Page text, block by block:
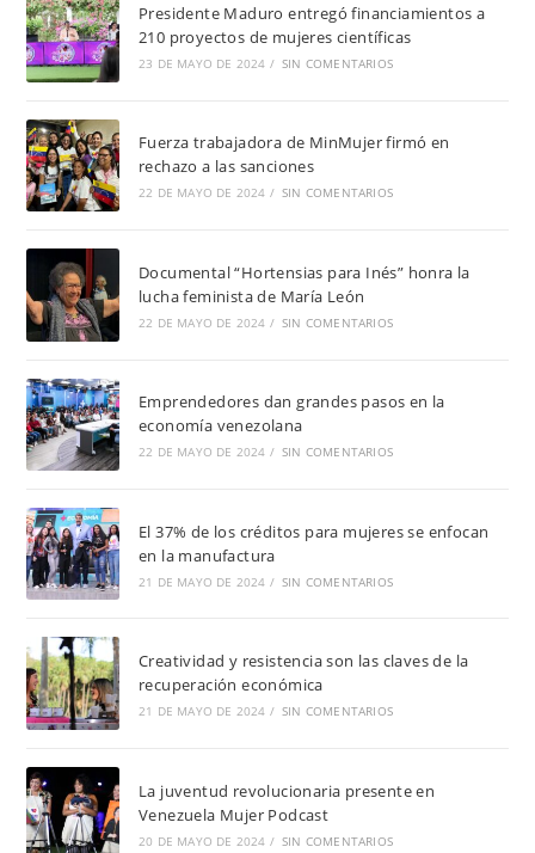
Presidente Maduro entregó financiamientos a
210 proyectos de mujeres científicas
23 DE MAYO DE 2024 / SIN COMENTARIOS
Fuerza trabajadora de MinMujer firmó en
rechazo a las sanciones
22 DE MAYO DE 2024 / SIN COMENTARIOS
Documental “Hortensias para Inés” honra la
lucha feminista de María León
22 DE MAYO DE 2024 / SIN COMENTARIOS
Emprendedores dan grandes pasos en la
economía venezolana
22 DE MAYO DE 2024 / SIN COMENTARIOS
El 37% de los créditos para mujeres se enfocan
en la manufactura
21 DE MAYO DE 2024 / SIN COMENTARIOS
Creatividad y resistencia son las claves de la
recuperación económica
21 DE MAYO DE 2024 / SIN COMENTARIOS
La juventud revolucionaria presente en
Venezuela Mujer Podcast
20 DE MAYO DE 2024 / SIN COMENTARIOS